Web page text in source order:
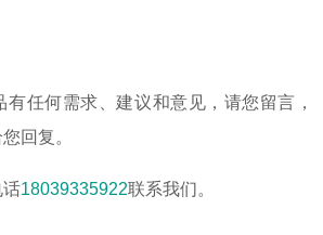
任何需求、建议和意见，请您留言，
回复。
话18039335922联系我们。